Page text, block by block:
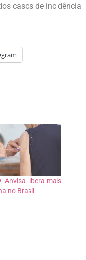
casos de incidência
Anvisa libera mais
no Brasil